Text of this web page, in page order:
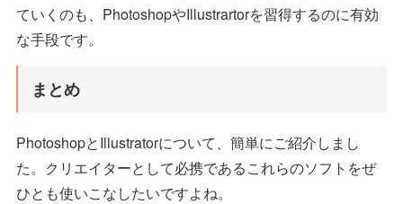
ていくのも、PhotoshopやIllustrartorを習得するのに有効
な手段です。
まとめ
PhotoshopとIllustratorについて、簡単にご紹介しまし
た。クリエイターとして必携であるこれらのソフトをぜ
ひとも使いこなしたいですよね。